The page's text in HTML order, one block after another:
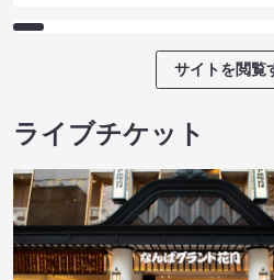
サイトを閲覧
ライブチケット